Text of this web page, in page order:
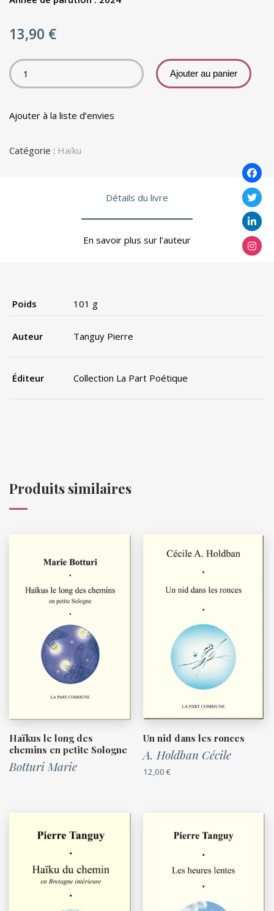
13,90 €
Ajouter au panier
Ajouter à la liste d’envies
Catégorie : Haïku
Détails du livre
En savoir plus sur l’auteur
Poids 101 g
Auteur Tanguy Pierre
Éditeur Collection La Part Poétique
Produits similaires
Haïkus le long des
chemins en petite Sologne
Botturi Marie
Un nid dans les ronces
A. Holdban Cécile
12,00 €